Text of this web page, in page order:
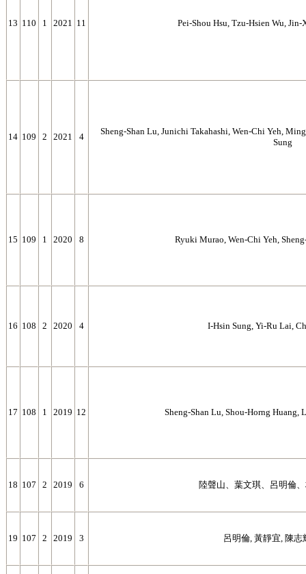
13 110 1 2021 11 Pei-Shou Hsu, Tzu-Hsien Wu,
14 109 2 2021 4
Sheng-Shan Lu, Junichi Takahashi, Wen-Chi Yeh,
Sung
15 109 1 2020 8 Ryuki Murao, Wen-Chi Yeh,
16 108 2 2020 4 I-Hsin Sung, Yi-Ru Lai,
17 108 1 2019 12 Sheng-Shan Lu, Shou-Horng Huang,
18 107 2 2019 6 陸聲山、葉文琪、呂明倫
19 107 2 2019 3 呂明倫, 黃靜宜, 陳志